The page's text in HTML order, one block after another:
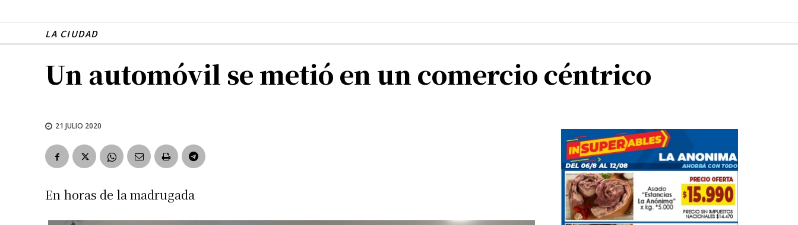
LA CIUDAD
Un automóvil se metió en un comercio céntrico
21 JULIO 2020
En horas de la madrugada